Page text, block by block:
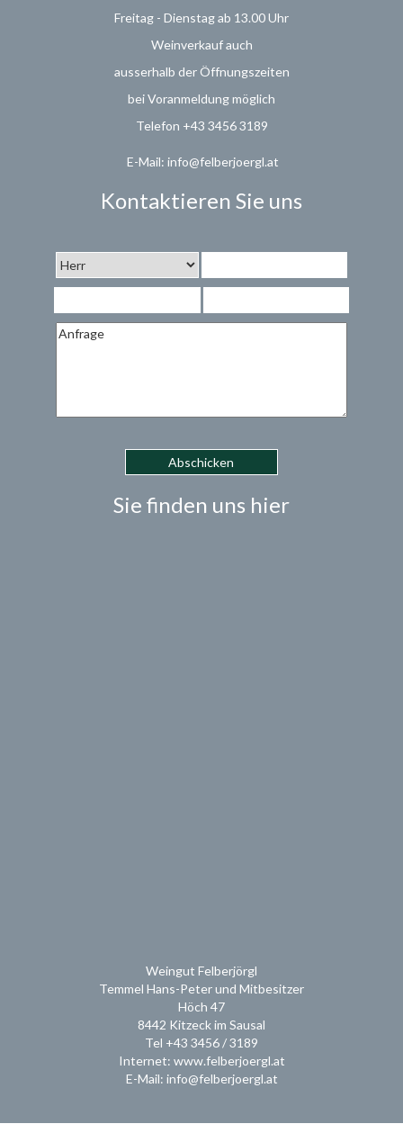
Freitag - Dienstag ab 13.00 Uhr
Weinverkaufauch
ausserhalb der Öffnungszeiten
bei Voranmeldung möglich
Telefon +43 3456 3189
E-Mail: info@felberjoergl.at
Kontaktieren Sie uns
Sie finden uns hier
Weingut Felberjörgl
Temmel Hans-Peter und Mitbesitzer
Höch 47
8442 Kitzeck im Sausal
Tel +43 3456 / 3189
Internet: www.felberjoergl.at
E-Mail: info@felberjoergl.at